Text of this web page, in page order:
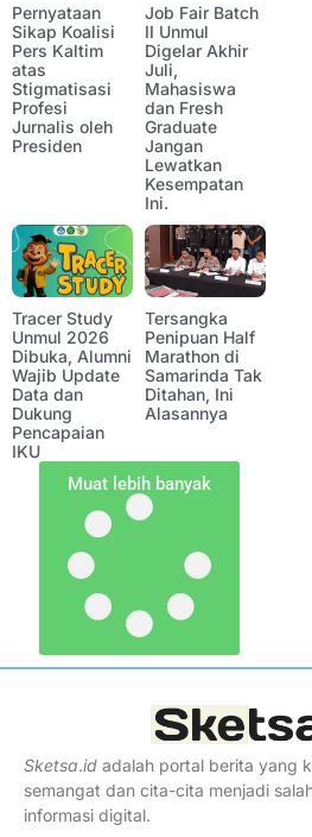
Pernyataan
Sikap Koalisi
Pers Kaltim
atas
Stigmatisasi
Profesi
Jurnalis oleh
Presiden
Job Fair Batch
II Unmul
Digelar Akhir
Juli,
Mahasiswa
dan Fresh
Graduate
Jangan
Lewatkan
Kesempatan
Ini.
Tracer Study
Unmul 2026
Dibuka, Alumni
Wajib Update
Data dan
Dukung
Pencapaian
IKU
Tersangka
Penipuan Half
Marathon di
Samarinda Tak
Ditahan, Ini
Alasannya
Muat lebih banyak
Sketsa.id adalah portal berita yang
semangat dan cita-cita menjadi
informasi digital.